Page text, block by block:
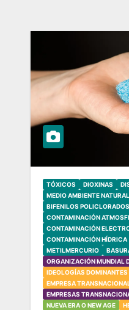
TÓXICOS DIOXINAS
MEDIO AMBIENTE NATURAL
BIFENILOS
CONTAMINACIÓN
CONTAMINACIÓN
CONTAMINACIÓN HÍDRICA
METILMERCURIO
ORGANIZACIÓN MUNDIAL
IDEOLOGÍAS DOMINANTES
EMPRESA
EMPRESAS
NUEVA ERA O NEW AGE